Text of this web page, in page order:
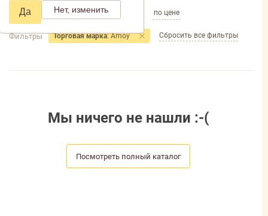
Да Нет, изменить
по популярности по названию по цене
Фильтры Торговая марка: Amoy Сбросить все фильтры
Мы ничего не нашли :-(
Посмотреть полный каталог